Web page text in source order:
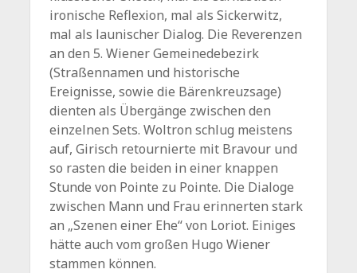
ironische Reflexion, mal als Sickerwitz,
mal als launischer Dialog. Die Reverenzen
an den 5. Wiener Gemeinedebezirk
(Straßennamen und historische
Ereignisse, sowie die Bärenkreuzsage)
dienten als Übergänge zwischen den
einzelnen Sets. Woltron schlug meistens
auf, Girisch retournierte mit Bravour und
so rasten die beiden in einer knappen
Stunde von Pointe zu Pointe. Die Dialoge
zwischen Mann und Frau erinnerten stark
an „Szenen einer Ehe“ von Loriot. Einiges
hätte auch vom großen Hugo Wiener
stammen können.